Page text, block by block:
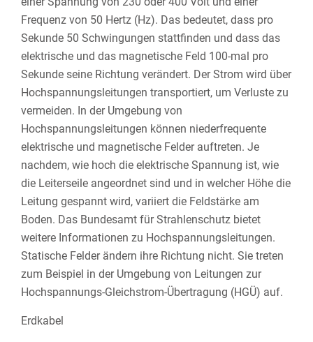
Frequenz von 50 Hertz (Hz). Das bedeutet, dass pro
Sekunde 50 Schwingungen stattfinden und dass das
elektrische und das magnetische Feld 100-mal pro
Sekunde seine Richtung verändert. Der Strom wird über
Hochspannungsleitungen transportiert, um Verluste zu
vermeiden. In der Umgebung von
Hochspannungsleitungen können niederfrequente
elektrische und magnetische Felder auftreten. Je
nachdem, wie hoch die elektrische Spannung ist, wie
die Leiterseile angeordnet sind und in welcher Höhe die
Leitung gespannt wird, variiert die Feldstärke am
Boden. Das Bundesamt für Strahlenschutz bietet
weitere Informationen zu Hochspannungsleitungen.
Statische Felder ändern ihre Richtung nicht. Sie treten
zum Beispiel in der Umgebung von Leitungen zur
Hochspannungs-Gleichstrom-Übertragung (HGÜ) auf.
Erdkabel